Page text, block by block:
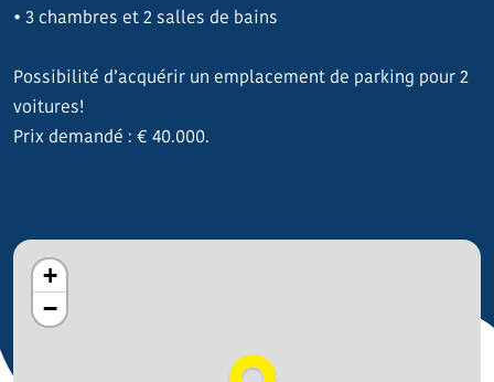
• 3 chambres et 2 salles de bains
Possibilité d’acquérir un emplacement de parking pour 2
voitures!
Prix demandé : € 40.000.
+
−